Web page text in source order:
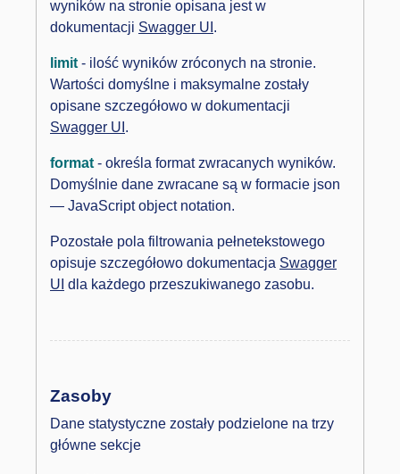
wyników na stronie opisana jest w
dokumentacji Swagger UI .
limit - ilość wyników zróconych na stronie.
Wartości domyślne i maksymalne zostały
opisane szczegółowo w dokumentacji
Swagger UI .
format - określa format zwracanych wyników.
Domyślnie dane zwracane są w formacie json
— JavaScript object notation.
Pozostałe pola filtrowania pełnetekstowego
opisuje szczegółowo dokumentacja Swagger
UI dla każdego przeszukiwanego zasobu.
Zasoby
Dane statystyczne zostały podzielone na trzy
główne sekcje